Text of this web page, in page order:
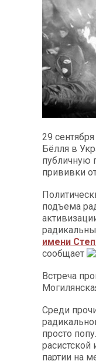
29
Бёлля в
публичную
прививки
подъема
имени
сообщает
Встреча
Среди
просто
расистской
партии на